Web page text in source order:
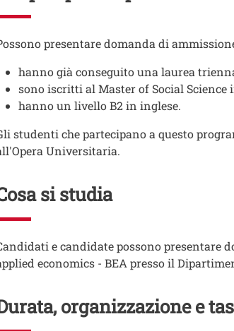
presentare domanda di
hanno già conseguito una laurea
sono iscritti al Master of Social Science
hanno un livello B2 in inglese.
studenti che partecipano a questo
Universitaria.
si studia
e candidate possono presentare
economics - BEA presso il
organizzazione e